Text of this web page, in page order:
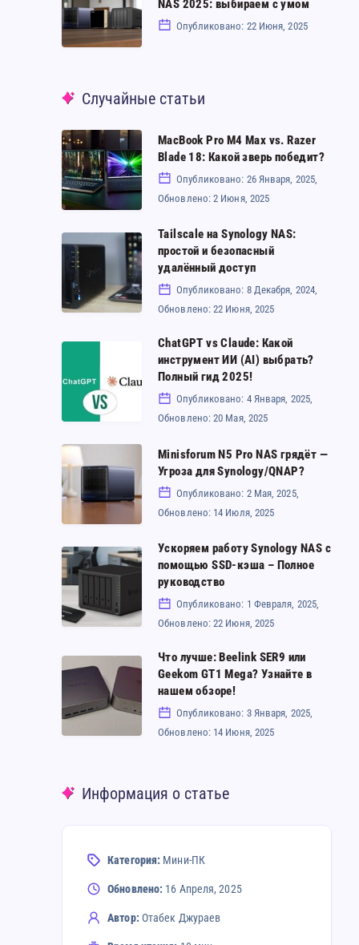
Дороже
не
лучший
Synology
NAS
выбираем
умом
NAS 2025: выбираем с умом
Опубликовано: 22 Июня, 2025
Случайные статьи
MacBook
Pro
M4
Max
vs.
Razer
Blade
18:
победит?
MacBook Pro M4 Max vs. Razer
Blade 18: Какой зверь победит?
Опубликовано: 26 Января, 2025,
Обновлено: 2 Июня, 2025
Tailscale
на
Synology
NAS:
простой
безопасный
удалённый
Tailscale на Synology NAS:
простой и безопасный
удалённый доступ
Опубликовано: 8 Декабря, 2024,
Обновлено: 22 Июня, 2025
vs
Claude:
Какой
инструмент
ИИ
(AI)
выбрать?
Полный
гид
2025!
ChatGPT vs Claude: Какой
инструмент ИИ (AI) выбрать?
Полный гид 2025!
Опубликовано: 4 Января, 2025,
Обновлено: 20 Мая, 2025
Minisforum
N5
Pro
NAS
грядёт
—
Угроза
для
Minisforum N5 Pro NAS грядёт —
Угроза для Synology/QNAP?
Опубликовано: 2 Мая, 2025,
Обновлено: 14 Июля, 2025
Ускоряем
работу
Synology
NAS
с
помощью
SSD-
руководство
Ускоряем работу Synology NAS с
помощью SSD-кэша – Полное
руководство
Опубликовано: 1 Февраля, 2025,
Обновлено: 22 Июня, 2025
Что
лучше:
Beelink
SER9
Geekom
Узнайте
Что лучше: Beelink SER9 или
Geekom GT1 Mega? Узнайте в
нашем обзоре!
Опубликовано: 3 Января, 2025,
Обновлено: 14 Июня, 2025
Информация о статье
Категория: Мини-ПК
Обновлено: 16 Апреля, 2025
Автор: Отабек Джураев